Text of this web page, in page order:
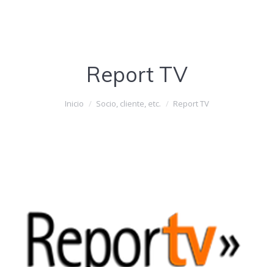
Report TV
Inicio Socio, cliente, etc. Report TV